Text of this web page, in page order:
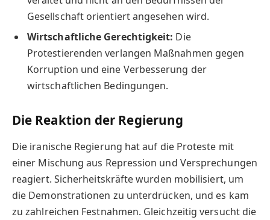
Gesellschaft orientiert angesehen wird.
Wirtschaftliche Gerechtigkeit: Die
Protestierenden verlangen Maßnahmen gegen
Korruption und eine Verbesserung der
wirtschaftlichen Bedingungen.
Die Reaktion der Regierung
Die iranische Regierung hat auf die Proteste mit
einer Mischung aus Repression und Versprechungen
reagiert. Sicherheitskräfte wurden mobilisiert, um
die Demonstrationen zu unterdrücken, und es kam
zu zahlreichen Festnahmen. Gleichzeitig versucht die